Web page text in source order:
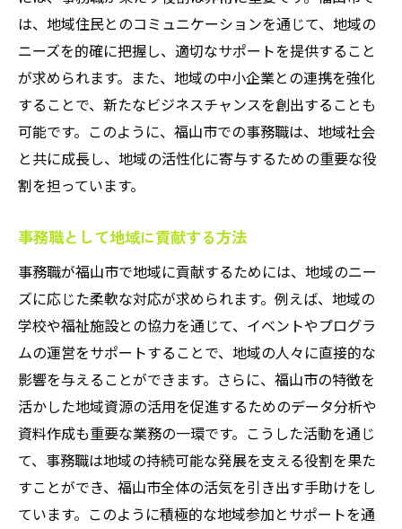
は、地域住民とのコミュニケーションを通じて、地域の
ニーズを的確に把握し、適切なサポートを提供すること
が求められます。また、地域の中小企業との連携を強化
することで、新たなビジネスチャンスを創出することも
可能です。このように、福山市での事務職は、地域社会
と共に成長し、地域の活性化に寄与するための重要な役
割を担っています。
事務職として地域に貢献する方法
事務職が福山市で地域に貢献するためには、地域のニー
ズに応じた柔軟な対応が求められます。例えば、地域の
学校や福祉施設との協力を通じて、イベントやプログラ
ムの運営をサポートすることで、地域の人々に直接的な
影響を与えることができます。さらに、福山市の特徴を
活かした地域資源の活用を促進するためのデータ分析や
資料作成も重要な業務の一環です。こうした活動を通じ
て、事務職は地域の持続可能な発展を支える役割を果た
すことができ、福山市全体の活気を引き出す手助けをし
ています。このように積極的な地域参加とサポートを通